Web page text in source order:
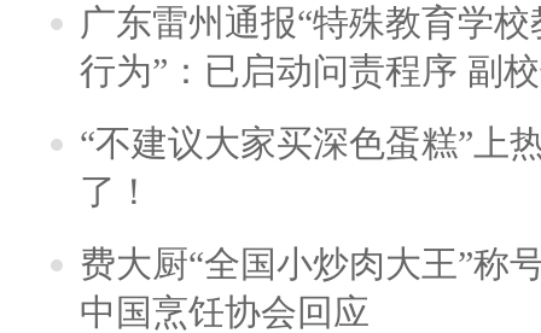
广东雷州通报“特殊教育学
行为”：已启动问责程序 副
“不建议大家买深色蛋糕”上
了！
费大厨“全国小炒肉大王”称
中国烹饪协会回应